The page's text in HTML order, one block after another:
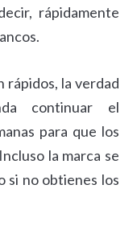
rápidamente
rápidos, la verdad
continuar el
para que los
la marca se
si no obtienes los